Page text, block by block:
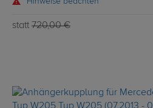
statt 720,00 €